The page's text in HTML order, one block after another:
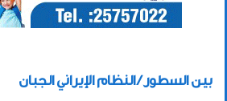
بين السطور / النظام الإيراني الجبان